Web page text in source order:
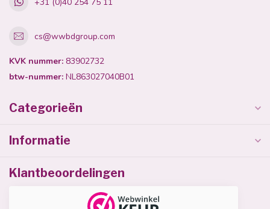
cs@wwbdgroup.com
KVK nummer: 83902732
btw-nummer: NL863027040B01
Categorieën
Informatie
Klantbeoordelingen